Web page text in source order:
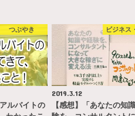
つぶやき
ルバイトの
ビジネス
2019.3.12
【感想】「あなたの知